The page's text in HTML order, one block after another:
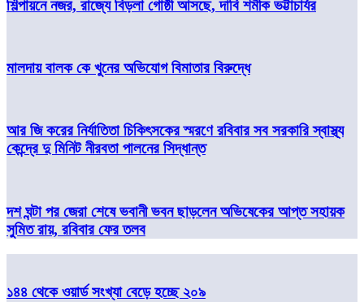
শিল্পায়নে নজর, রাজ্যে বিড়লা গোষ্ঠী আসছে, দাবি শমীক ভট্টাচার্যর
মালদায় বালক কে খুনের অভিযোগ বিমাতার বিরুদ্ধে
আর জি করের নির্যাতিতা চিকিৎসকের স্মরণে রবিবার সব সরকারি স্বাস্থ্য
কেন্দ্রে দু মিনিট নীরবতা পালনের সিদ্ধান্ত
দশ ঘন্টা পর জেরা শেষে ভবানী ভবন ছাড়লেন অভিষেকের আপ্ত সহায়ক
সুমিত রায়, রবিবার ফের তলব
১৪৪ থেকে ওয়ার্ড সংখ্যা বেড়ে হচ্ছে ২০৯